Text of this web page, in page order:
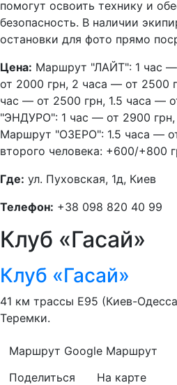
помогут освоить технику и
безопасность. В наличии
остановки для фото прямо
Цена: Маршрут "ЛАЙТ": 1 час —
от 2000 грн, 2 часа — от 2500
час — от 2500 грн, 1.5 часа —
"ЭНДУРО": 1 час — от 2900 грн,
Маршрут "ОЗЕРО": 1.5 часа —
второго человека: +600/+800
Где: ул. Пуховская, 1д, Киев
Телефон: +38 098 820 40 99
Клуб «Гасай»
Клуб «Гасай»
41 км трассы E95 (Киев-
Теремки.
Маршрут Google Маршрут
Поделиться
На карте